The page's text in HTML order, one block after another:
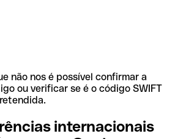
não nos é possível confirmar a
ou verificar se é o código SWIFT
internacionais